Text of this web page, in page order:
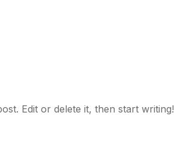
Edit or delete it, then start writing!